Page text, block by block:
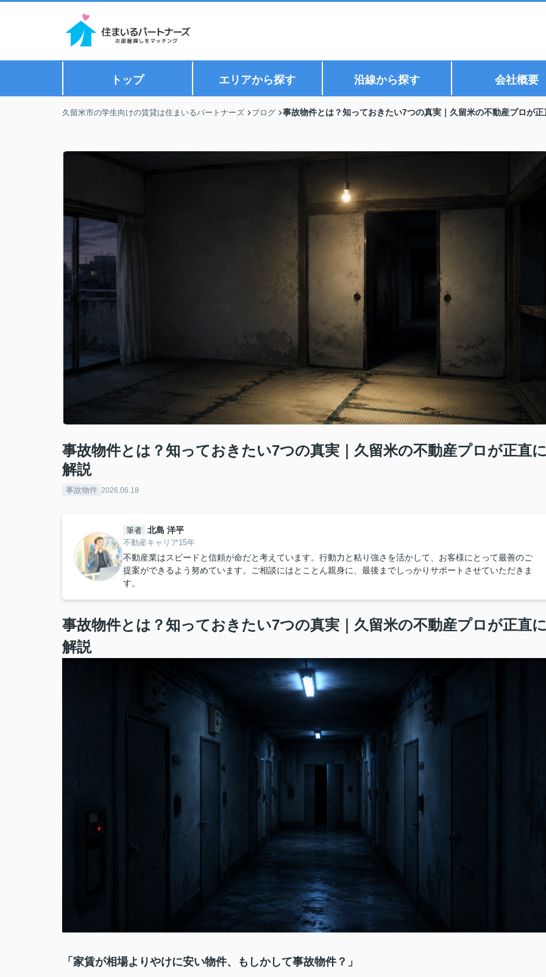
トップ エリアから探す 沿線から探す 会社概要
久留米市の学生向けの賃貸は住まいるパートナーズ ブログ 事故物件とは？知っておきたい7つの真実｜久留米の不動産プロが正
事故物件とは？知っておきたい7つの真実｜久留米の不動産プロが正直
解説
事故物件 2026.06.18
筆者 北島 洋平
不動産キャリア15年
不動産業はスピードと信頼が命だと考えています。行動力と粘り強さを活かして、お客様にとって最善のご
提案ができるよう努めています。ご相談にはとことん親身に、最後までしっかりサポートさせていただきま
す。
事故物件とは？知っておきたい7つの真実｜久留米の不動産プロが正直
解説
「家賃が相場よりやけに安い物件、もしかして事故物件？」